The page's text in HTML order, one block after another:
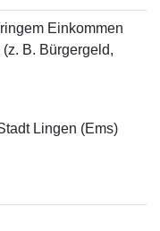
Einkommen
B. Bürgergeld,
Lingen (Ems)